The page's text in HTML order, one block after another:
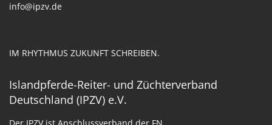
info@ipzv.de
IM RHYTHMUS ZUKUNFT SCHREIBEN.
Islandpferde-Reiter- und Züchterverband
Deutschland (IPZV) e.V.